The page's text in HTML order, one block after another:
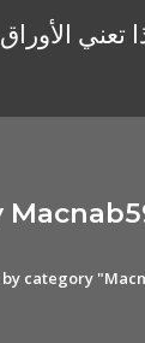
تعني
category